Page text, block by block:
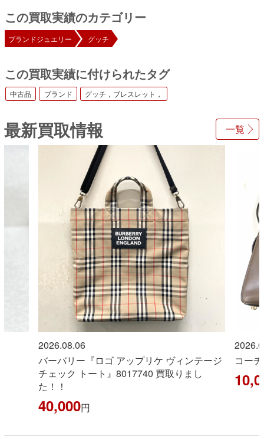
この買取実績のカテゴリー
ブランドジュエリー グッチ
この買取実績に付けられたタグ
中古品 ブランド グッチ，ブレスレット，
一覧
最新買取情報
2026.08.06
バーバリー『ロゴ アップリケ ヴィンテージ
チェック トート』8017740 買取りまし
た！！
40,000円
コー